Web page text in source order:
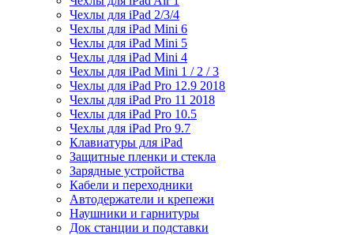
Чехлы для iPad 2/3/4
Чехлы для iPad Mini 6
Чехлы для iPad Mini 5
Чехлы для iPad Mini 4
Чехлы для iPad Mini 1 / 2 / 3
Чехлы для iPad Pro 12.9 2018
Чехлы для iPad Pro 11 2018
Чехлы для iPad Pro 10.5
Чехлы для iPad Pro 9.7
Клавиатуры для iPad
Защитные пленки и стекла
Зарядные устройства
Кабели и переходники
Автодержатели и крепежи
Наушники и гарнитуры
Док станции и подставки